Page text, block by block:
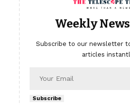
Weekly
Subscribe to our newsletter
articles
Subscribe